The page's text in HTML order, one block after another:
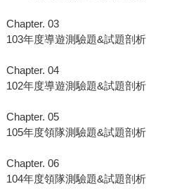
Chapter. 03
103年度導遊測驗題&試題剖析
Chapter. 04
102年度導遊測驗題&試題剖析
Chapter. 05
105年度領隊測驗題&試題剖析
Chapter. 06
104年度領隊測驗題&試題剖析